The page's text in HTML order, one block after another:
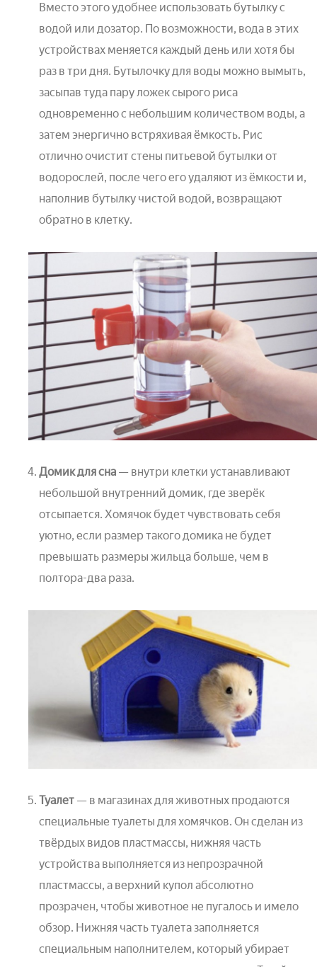
Вместо этого удобнее использовать бутылку с
водой или дозатор. По возможности, вода в этих
устройствах меняется каждый день или хотя бы
раз в три дня. Бутылочку для воды можно вымыть,
засыпав туда пару ложек сырого риса
одновременно с небольшим количеством воды, а
затем энергично встряхивая ёмкость. Рис
отлично очистит стены питьевой бутылки от
водорослей, после чего его удаляют из ёмкости и,
наполнив бутылку чистой водой, возвращают
обратно в клетку.
Домик для сна — внутри клетки устанавливают
небольшой внутренний домик, где зверёк
отсыпается. Хомячок будет чувствовать себя
уютно, если размер такого домика не будет
превышать размеры жильца больше, чем в
полтора-два раза.
Туалет — в магазинах для животных продаются
специальные туалеты для хомячков. Он сделан из
твёрдых видов пластмассы, нижняя часть
устройства выполняется из непрозрачной
пластмассы, а верхний купол абсолютно
прозрачен, чтобы животное не пугалось и имело
обзор. Нижняя часть туалета заполняется
специальным наполнителем, который убирает